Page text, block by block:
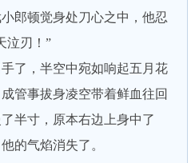
郎顿觉身处刀心之中，他忍
泣刃！”
，半空中宛如响起五月花
管事拔身凌空带着鲜血往回
半寸，原本右边上身中了
的气焰消失了。